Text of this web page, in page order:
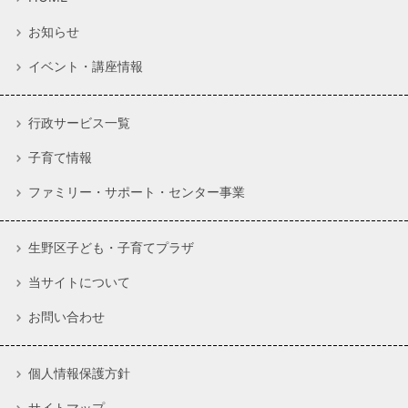
お知らせ
イベント・講座情報
行政サービス一覧
子育て情報
ファミリー・サポート・センター事業
生野区子ども・子育てプラザ
当サイトについて
お問い合わせ
個人情報保護方針